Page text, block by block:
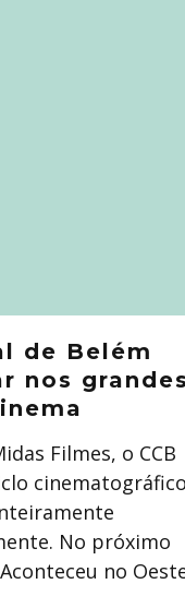
de Belém
nos
Filmes, o CCB
No próximo
no